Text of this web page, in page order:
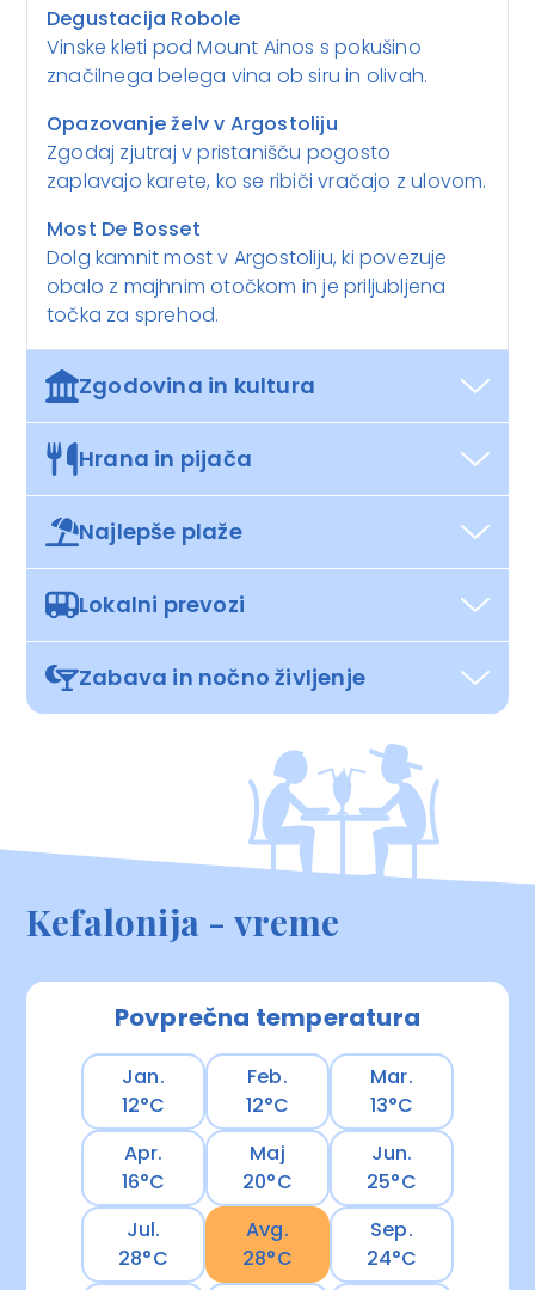
Degustacija Robole
Vinske kleti pod Mount Ainos s pokušino
značilnega belega vina ob siru in olivah.
Opazovanje želv v Argostoliju
Zgodaj zjutraj v pristanišču pogosto
zaplavajo karete, ko se ribiči vračajo z ulovom.
Most De Bosset
Dolg kamnit most v Argostoliju, ki povezuje
obalo z majhnim otočkom in je priljubljena
točka za sprehod.
Zgodovina in kultura
Hrana in pijača
Najlepše plaže
Lokalni prevozi
Zabava in nočno življenje
Kefalonija - vreme
Povprečna temperatura
Jan.
12°C
Feb.
12°C
Mar.
13°C
Apr.
16°C
Maj
20°C
Jun.
25°C
Jul.
28°C
Avg.
28°C
Sep.
24°C